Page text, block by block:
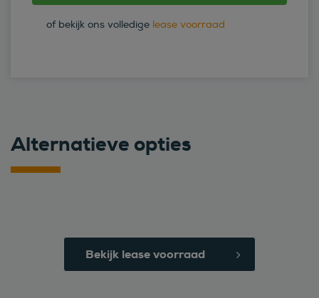
of bekijk ons volledige lease voorraad
Alternatieve opties
Bekijk lease voorraad